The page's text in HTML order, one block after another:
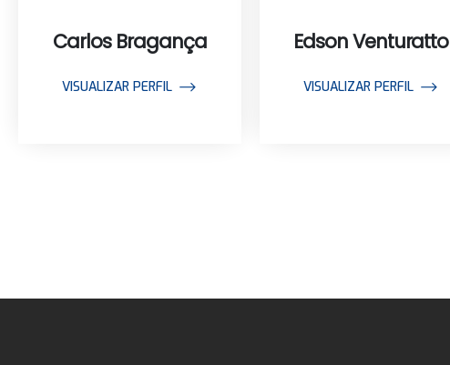
Carlos Bragança
VISUALIZAR PERFIL
Edson Venturatto
VISUALIZAR PERFIL